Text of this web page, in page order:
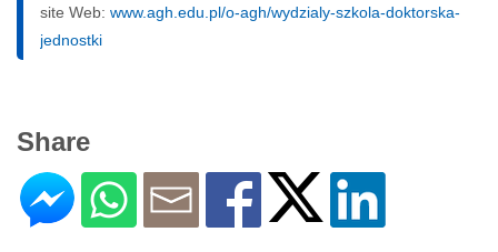
site Web: www.agh.edu.pl/o-agh/wydzialy-szkola-doktorska-
jednostki
Share